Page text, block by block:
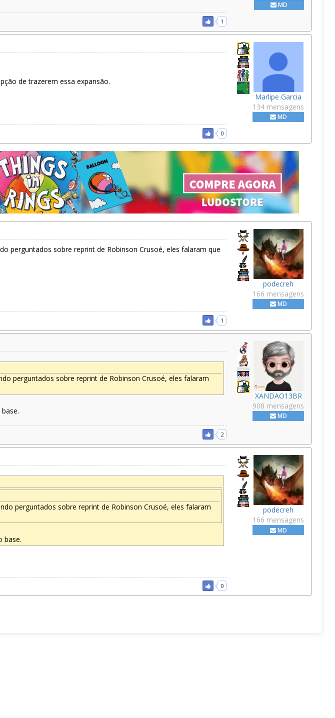
MD
1
Marlipe Garcia
134 mensagens
MD
de trazerem essa expansão.
0
podecreh
166 mensagens
MD
perguntados sobre reprint de Robinson Crusoé, eles falaram que
1
XANDAO13BR
908 mensagens
MD
perguntados sobre reprint de Robinson Crusoé, eles falaram
2
podecreh
166 mensagens
MD
perguntados sobre reprint de Robinson Crusoé, eles falaram
base.
0